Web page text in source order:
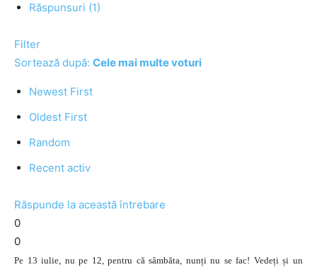
Răspunsuri (1)
Filter
Sortează după: Cele mai multe voturi
Newest First
Oldest First
Random
Recent activ
Răspunde la această întrebare
0
0
Pe 13 iulie, nu pe 12, pentru că sâmbăta, nunți nu se fac! Vedeți și un